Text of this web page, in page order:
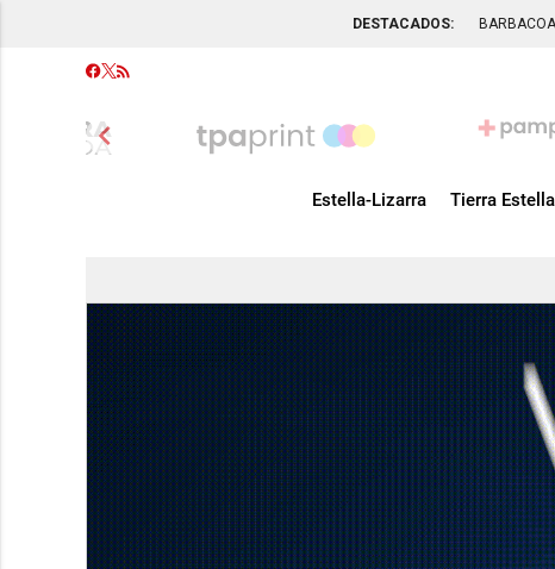
DESTACADOS:
chevron_left
Estella-Lizarra Tierra Estella